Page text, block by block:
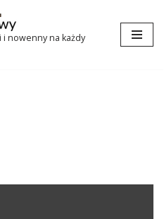
nowenny na każdy